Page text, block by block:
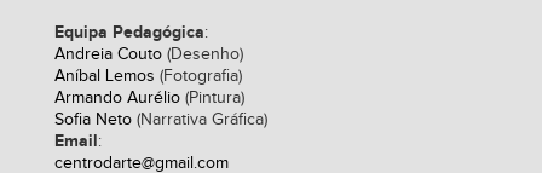
Equipa Pedagógica:
Andreia Couto (Desenho)
Aníbal Lemos (Fotografia)
Armando Aurélio (Pintura)
Sofia Neto (Narrativa Gráfica)
Email:
centrodarte@gmail.com